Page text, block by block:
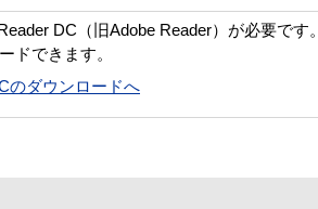
DC（旧Adobe Reader）が必要です。
ドできます。
のダウンロードへ